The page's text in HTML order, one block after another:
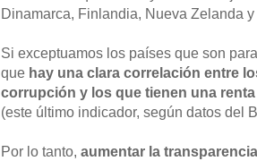
Dinamarca, Finlandia, Nueva Zelanda
Si exceptuamos los países que son
que hay una clara correlación entre
corrupción y los que tienen una
(este último indicador, según datos del
Por lo tanto, aumentar la